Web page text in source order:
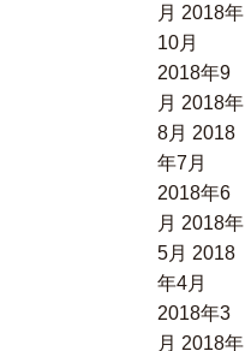
月 2018年
10月
2018年9
月 2018年
8月 2018
年7月
2018年6
月 2018年
5月 2018
年4月
2018年3
月 2018年